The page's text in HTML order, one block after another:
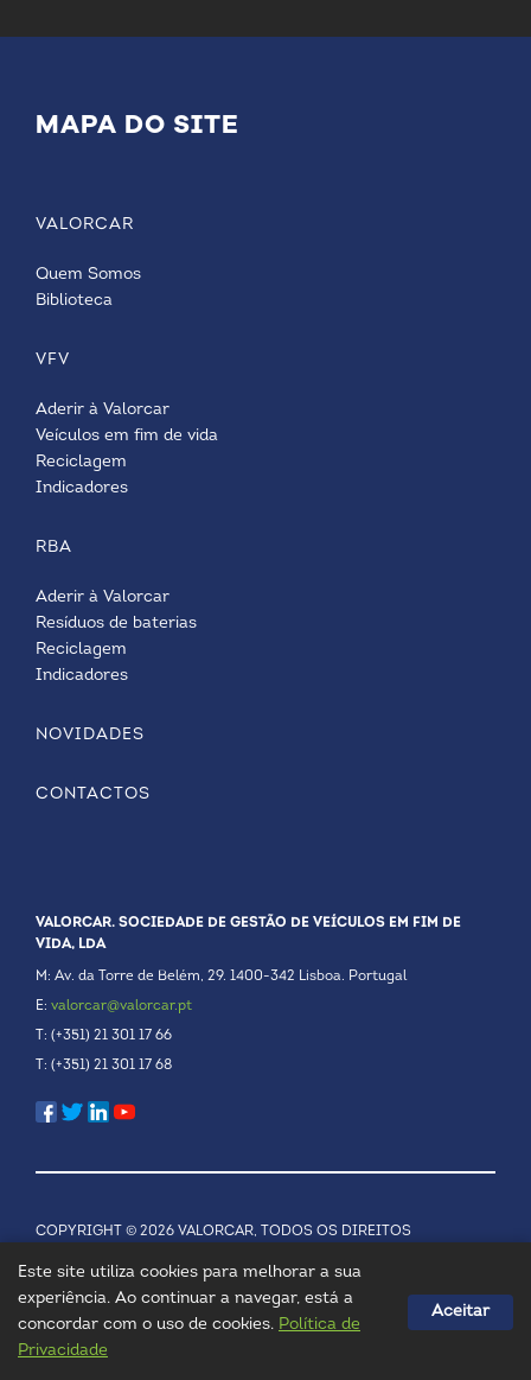
MAPA DO SITE
VALORCAR
Quem Somos
Biblioteca
VFV
Aderir à Valorcar
Veículos em fim de vida
Reciclagem
Indicadores
RBA
Aderir à Valorcar
Resíduos de baterias
Reciclagem
Indicadores
NOVIDADES
CONTACTOS
VALORCAR. SOCIEDADE DE GESTÃO DE VEÍCULOS EM FIM DE
VIDA, LDA
M: Av. da Torre de Belém, 29. 1400-342 Lisboa. Portugal
E: valorcar@valorcar.pt
T: (+351) 21 301 17 66
T: (+351) 21 301 17 68
COPYRIGHT © 2026 VALORCAR, TODOS OS DIREITOS
Este site utiliza cookies para melhorar a sua
experiência. Ao continuar a navegar, está a
concordar com o uso de cookies. Política de
Privacidade
Aceitar